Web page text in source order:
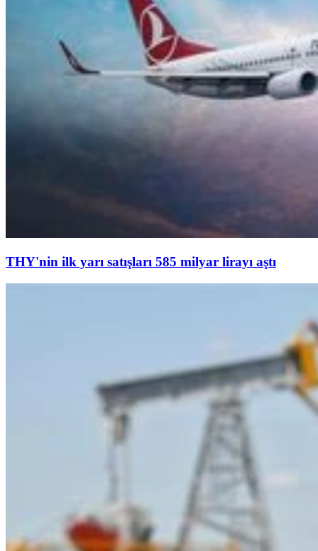
THY'nin ilk yarı satışları 585 milyar lirayı aştı